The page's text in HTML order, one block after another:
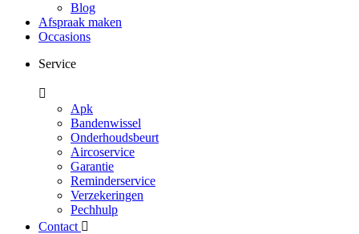
Blog
Afspraak maken
Occasions
Service
Apk
Bandenwissel
Onderhoudsbeurt
Aircoservice
Garantie
Reminderservice
Verzekeringen
Pechhulp
Contact